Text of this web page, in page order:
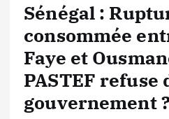
Sénégal :
consommée
Faye et
PASTEF refuse
gouvernement